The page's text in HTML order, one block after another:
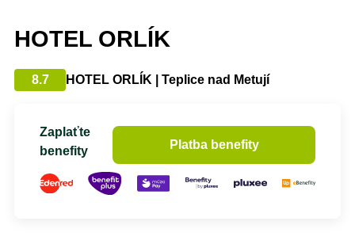
HOTEL ORLÍK
8.7 HOTEL ORLÍK | Teplice nad Metují
Zaplaťte
benefity
Platba benefity